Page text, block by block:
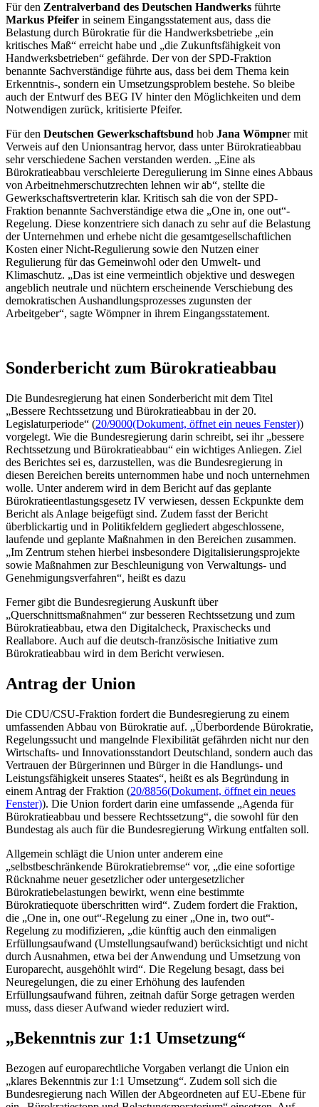
Für den Zentralverband des Deutschen Handwerks führte
Markus Pfeifer in seinem Eingangsstatement aus, dass die
Belastung durch Bürokratie für die Handwerksbetriebe „ein
kritisches Maß“ erreicht habe und „die Zukunftsfähigkeit von
Handwerksbetrieben“ gefährde. Der von der SPD-Fraktion
benannte Sachverständige führte aus, dass bei dem Thema kein
Erkenntnis-, sondern ein Umsetzungsproblem bestehe. So bleibe
auch der Entwurf des BEG IV hinter den Möglichkeiten und dem
Notwendigen zurück, kritisierte Pfeifer.
Für den Deutschen Gewerkschaftsbund hob Jana Wömpner mit
Verweis auf den Unionsantrag hervor, dass unter Bürokratieabbau
sehr verschiedene Sachen verstanden werden. „Eine als
Bürokratieabbau verschleierte Deregulierung im Sinne eines Abbaus
von Arbeitnehmerschutzrechten lehnen wir ab“, stellte die
Gewerkschaftsvertreterin klar. Kritisch sah die von der SPD-
Fraktion benannte Sachverständige etwa die „One in, one out“-
Regelung. Diese konzentriere sich danach zu sehr auf die Belastung
der Unternehmen und erhebe nicht die gesamtgesellschaftlichen
Kosten einer Nicht-Regulierung sowie den Nutzen einer
Regulierung für das Gemeinwohl oder den Umwelt- und
Klimaschutz. „Das ist eine vermeintlich objektive und deswegen
angeblich neutrale und nüchtern erscheinende Verschiebung des
demokratischen Aushandlungsprozesses zugunsten der
Arbeitgeber“, sagte Wömpner in ihrem Eingangsstatement.
Sonderbericht zum Bürokratieabbau
Die Bundesregierung hat einen Sonderbericht mit dem Titel
„Bessere Rechtssetzung und Bürokratieabbau in der 20.
Legislaturperiode“ (20/9000(Dokument, öffnet ein neues Fenster))
vorgelegt. Wie die Bundesregierung darin schreibt, sei ihr „bessere
Rechtssetzung und Bürokratieabbau“ ein wichtiges Anliegen. Ziel
des Berichtes sei es, darzustellen, was die Bundesregierung in
diesen Bereichen bereits unternommen habe und noch unternehmen
wolle. Unter anderem wird in dem Bericht auf das geplante
Bürokratieentlastungsgesetz IV verwiesen, dessen Eckpunkte dem
Bericht als Anlage beigefügt sind. Zudem fasst der Bericht
überblickartig und in Politikfeldern gegliedert abgeschlossene,
laufende und geplante Maßnahmen in den Bereichen zusammen.
„Im Zentrum stehen hierbei insbesondere Digitalisierungsprojekte
sowie Maßnahmen zur Beschleunigung von Verwaltungs- und
Genehmigungsverfahren“, heißt es dazu
Ferner gibt die Bundesregierung Auskunft über
„Querschnittsmaßnahmen“ zur besseren Rechtssetzung und zum
Bürokratieabbau, etwa den Digitalcheck, Praxischecks und
Reallabore. Auch auf die deutsch-französische Initiative zum
Bürokratieabbau wird in dem Bericht verwiesen.
Antrag der Union
Die CDU/CSU-Fraktion fordert die Bundesregierung zu einem
umfassenden Abbau von Bürokratie auf. „Überbordende Bürokratie,
Regelungssucht und mangelnde Flexibilität gefährden nicht nur den
Wirtschafts- und Innovationsstandort Deutschland, sondern auch das
Vertrauen der Bürgerinnen und Bürger in die Handlungs- und
Leistungsfähigkeit unseres Staates“, heißt es als Begründung in
einem Antrag der Fraktion (20/8856(Dokument, öffnet ein neues
Fenster)). Die Union fordert darin eine umfassende „Agenda für
Bürokratieabbau und bessere Rechtssetzung“, die sowohl für den
Bundestag als auch für die Bundesregierung Wirkung entfalten soll.
Allgemein schlägt die Union unter anderem eine
„selbstbeschränkende Bürokratiebremse“ vor, „die eine sofortige
Rücknahme neuer gesetzlicher oder untergesetzlicher
Bürokratiebelastungen bewirkt, wenn eine bestimmte
Bürokratiequote überschritten wird“. Zudem fordert die Fraktion,
die „One in, one out“-Regelung zu einer „One in, two out“-
Regelung zu modifizieren, „die künftig auch den einmaligen
Erfüllungsaufwand (Umstellungsaufwand) berücksichtigt und nicht
durch Ausnahmen, etwa bei der Anwendung und Umsetzung von
Europarecht, ausgehöhlt wird“. Die Regelung besagt, dass bei
Neuregelungen, die zu einer Erhöhung des laufenden
Erfüllungsaufwand führen, zeitnah dafür Sorge getragen werden
muss, dass dieser Aufwand wieder reduziert wird.
„Bekenntnis zur 1:1 Umsetzung“
Bezogen auf europarechtliche Vorgaben verlangt die Union ein
„klares Bekenntnis zur 1:1 Umsetzung“. Zudem soll sich die
Bundesregierung nach Willen der Abgeordneten auf EU-Ebene für